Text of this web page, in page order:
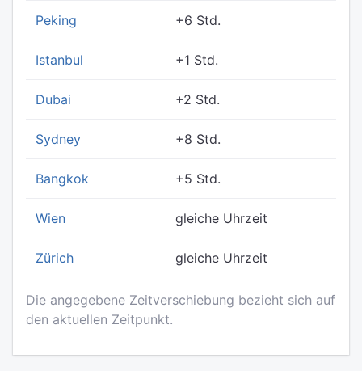
Peking +6 Std.
Istanbul +1 Std.
Dubai +2 Std.
Sydney +8 Std.
Bangkok +5 Std.
Wien gleiche Uhrzeit
Zürich gleiche Uhrzeit
Die angegebene Zeitverschiebung bezieht sich auf
den aktuellen Zeitpunkt.